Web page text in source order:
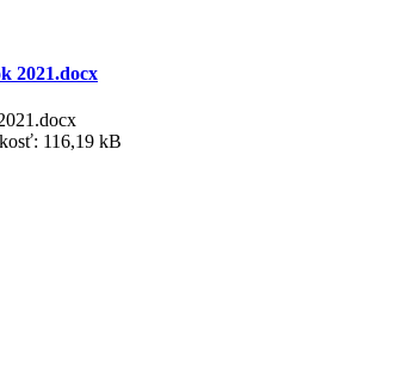
2021.docx
116,19 kB